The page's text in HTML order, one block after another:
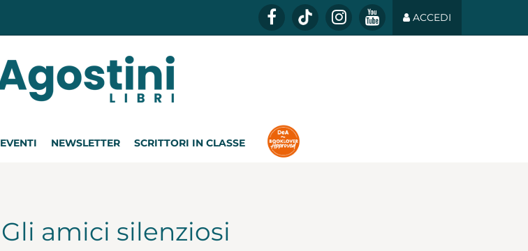
ACCEDI
EVENTI NEWSLETTER SCRITTORI IN CLASSE
Gli amici silenziosi